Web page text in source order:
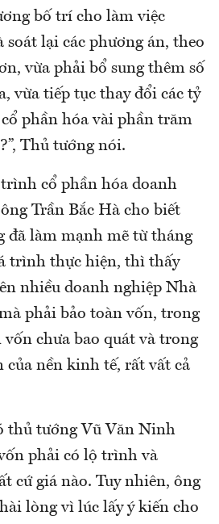
bố trí cho làm việc
lại các phương án, theo
vừa phải bổ sung thêm số
vừa tiếp tục thay đổi các tỷ
phần hóa vài phần trăm
Thủ tướng nói.
cổ phần hóa doanh
Trần Bắc Hà cho biết
đã làm mạnh mẽ từ tháng
trình thực hiện, thì thấy
nhiều doanh nghiệp Nhà
phải bảo toàn vốn, trong
chưa bao quát và trong
của nền kinh tế, rất vất cả
thủ tướng Vũ Văn Ninh
phải có lộ trình và
cứ giá nào. Tuy nhiên, ông
lòng vì lúc lấy ý kiến cho